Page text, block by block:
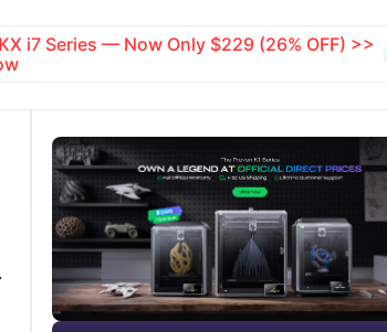
i7 Series — Now Only $229 (26% OFF) >>